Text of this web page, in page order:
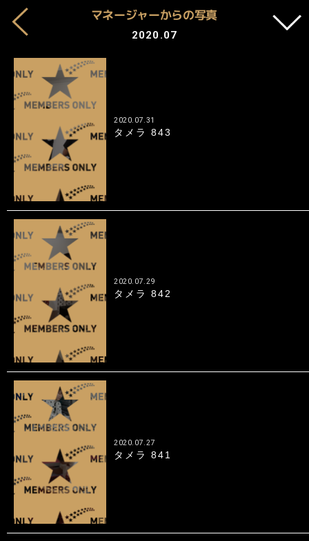
マネージャーからの写真
2020.07
2020.07.31
タメラ 843
2020.07.29
タメラ 842
2020.07.27
タメラ 841